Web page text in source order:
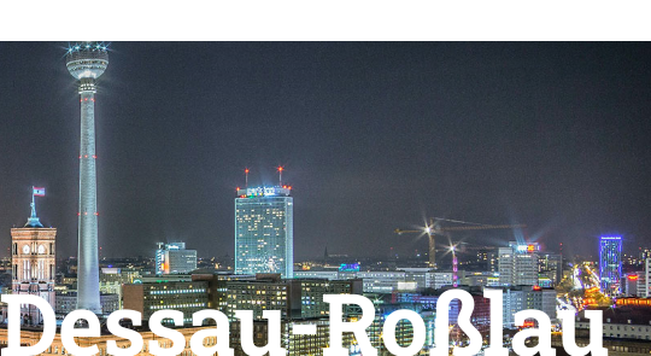
Roßlau